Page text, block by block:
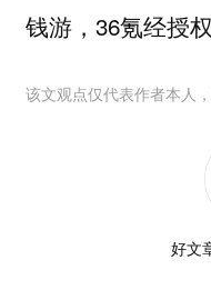
钱游，36氪经授权
该文观点仅代表作者本人
好文